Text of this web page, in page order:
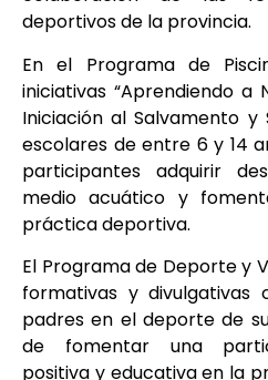
deportivos de la provincia.
En el Programa de
iniciativas “Aprendiendo a
Iniciación al Salvamento y
escolares de entre 6 y 14
participantes adquirir
medio acuático y
práctica deportiva.
El Programa de Deporte y
formativas y divulgativas
padres en el deporte de
de fomentar una
positiva y educativa en la